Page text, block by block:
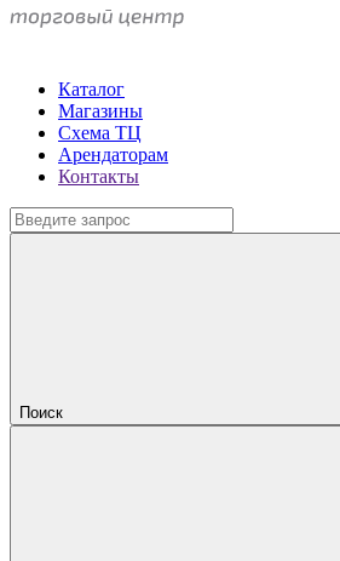
Каталог
Магазины
Схема ТЦ
Арендаторам
Контакты
Поиск